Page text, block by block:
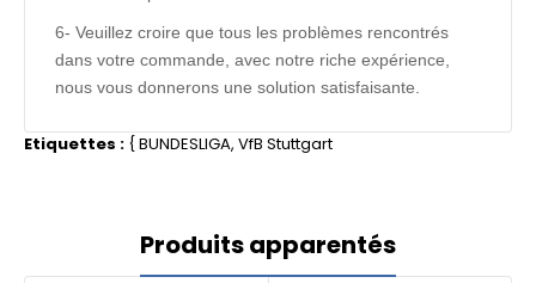
6- Veuillez croire que tous les problèmes rencontrés
dans votre commande, avec notre riche expérience,
nous vous donnerons une solution satisfaisante.
Etiquettes : {BUNDESLIGA, VfB Stuttgart
Produits apparentés